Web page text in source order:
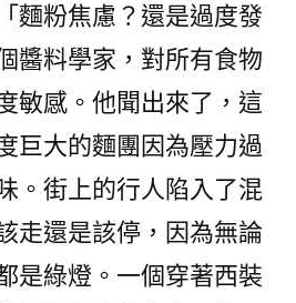
麵粉焦慮？還是過度發
醬料學家，對所有食物
敏感。他聞出來了，這
巨大的麵團因為壓力過
。街上的行人陷入了混
走還是該停，因為無論
是綠燈。一個穿著西裝